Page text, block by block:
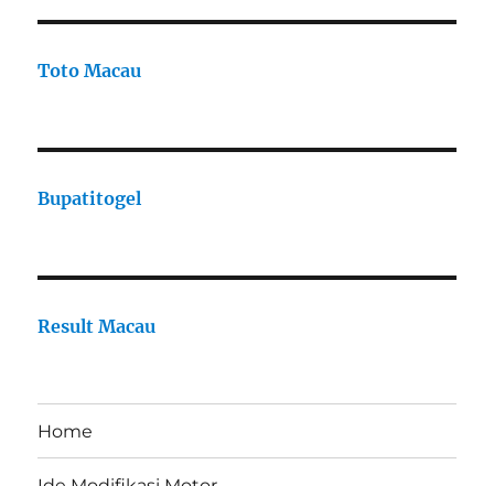
Toto Macau
Bupatitogel
Result Macau
Home